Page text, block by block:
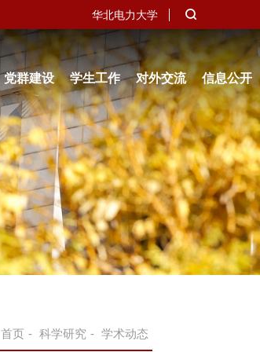
华北电力大学
党群建设 学生工作 对外交流 信息公开
首页 - 科学研究 - 学术动态